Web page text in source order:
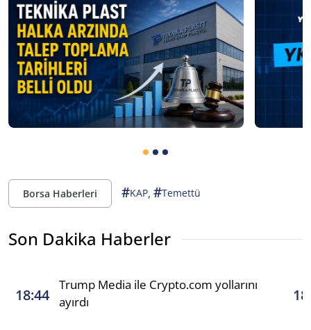
Borsa Haberleri #KAP, #Temettü
Son Dakika Haberler
18:44
Trump Media ile Crypto.com yollarını
ayırdı